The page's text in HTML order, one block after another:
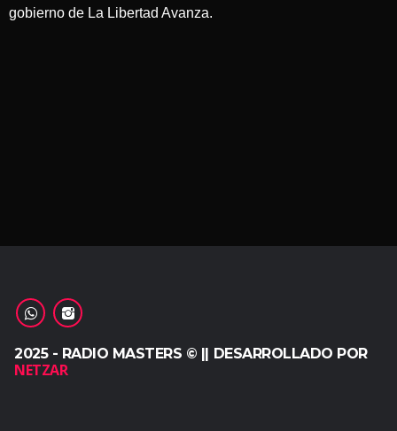
gobierno de La Libertad Avanza.
2025 - RADIO MASTERS © || DESARROLLADO POR
NETZAR